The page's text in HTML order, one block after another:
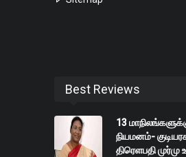
Best Reviews
13
நியமனம்-
திரெளபதி முர்மு